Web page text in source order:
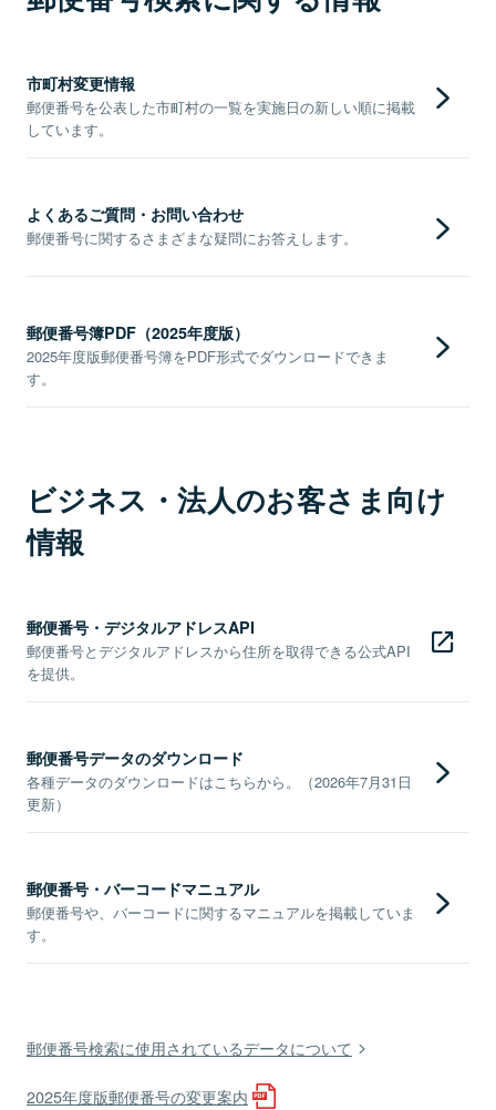
市町村変更情報
郵便番号を公表した市町村の一覧を実施日の新しい順に掲載
しています。
よくあるご質問・お問い合わせ
郵便番号に関するさまざまな疑問にお答えします。
郵便番号簿PDF（2025年度版）
2025年度版郵便番号簿をPDF形式でダウンロードできま
す。
ビジネス・法人のお客さま向け
情報
郵便番号・デジタルアドレスAPI
郵便番号とデジタルアドレスから住所を取得できる公式API
を提供。
郵便番号データのダウンロード
各種データのダウンロードはこちらから。（2026年7月31日
更新）
郵便番号・バーコードマニュアル
郵便番号や、バーコードに関するマニュアルを掲載していま
す。
郵便番号検索に使用されているデータについて
2025年度版郵便番号の変更案内